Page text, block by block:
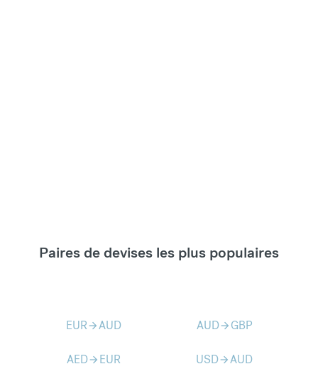
Paires de devises les plus populaires
EURarrow_forwardAUD AUDarrow_forward GBP
AEDarrow_forward EUR USDarrow_forwardAUD